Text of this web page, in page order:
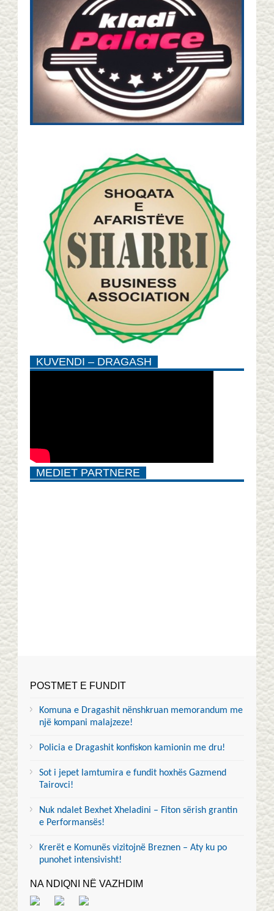
KUVENDI – DRAGASH
MEDIET PARTNERE
POSTMET E FUNDIT
Komuna e Dragashit nënshkruan memorandum me
një kompani malajzeze!
Policia e Dragashit konfiskon kamionin me dru!
Sot i jepet lamtumira e fundit hoxhës Gazmend
Tairovci!
Nuk ndalet Bexhet Xheladini – Fiton sërish grantin
e Performansës!
Krerët e Komunës vizitojnë Breznen – Aty ku po
punohet intensivisht!
NA NDIQNI NË VAZHDIM